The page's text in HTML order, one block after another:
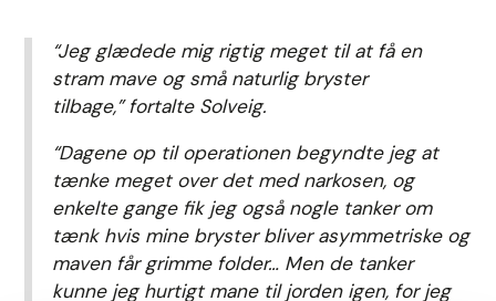
“Jeg glædede mig rigtig meget til at få en
stram mave og små naturlig bryster
tilbage,”fortalte Solveig.
“Dagene op til operationen begyndte jeg at
tænke meget over det med narkosen, og
enkelte gange fik jeg også nogle tanker om
tænk hvis mine bryster bliver asymmetriske og
maven får grimme folder… Men de tanker
kunne jeg hurtigt mane til jorden igen, for jeg